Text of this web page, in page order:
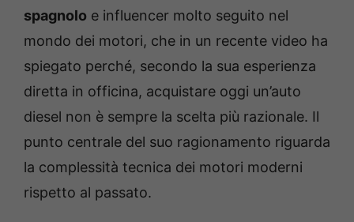
spagnolo e influencer molto seguito nel
mondo dei motori, che in un recente video ha
spiegato perché, secondo la sua esperienza
diretta in officina, acquistare oggi un’auto
diesel non è sempre la scelta più razionale. Il
punto centrale del suo ragionamento riguarda
la complessità tecnica dei motori moderni
rispetto al passato.